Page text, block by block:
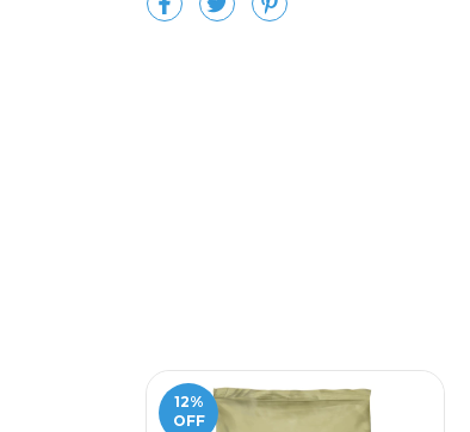
12%
OFF